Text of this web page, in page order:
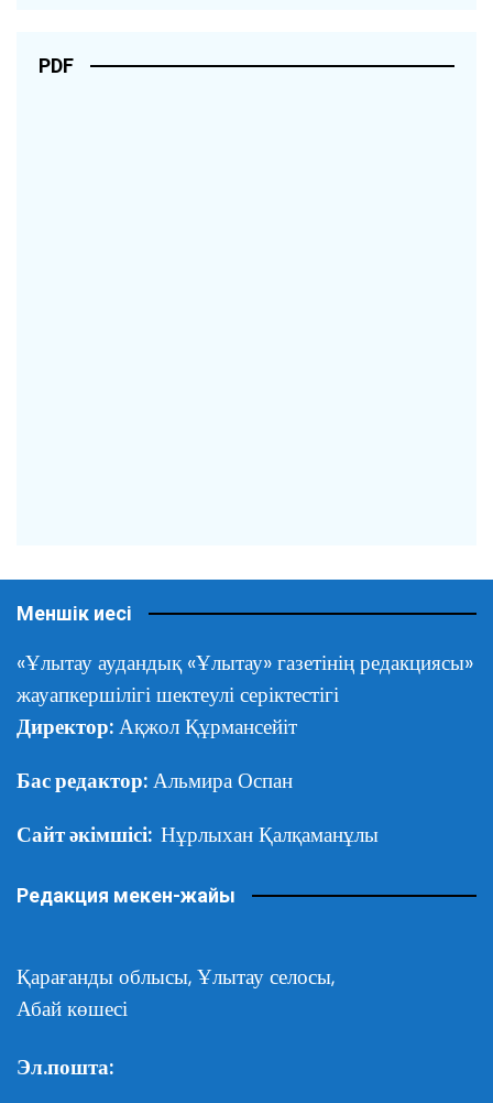
PDF
Меншік иесі
«Ұлытау аудандық «Ұлытау» газетінің редакциясы»
жауапкершілігі шектеулі серіктестігі
Директор: Ақжол Құрмансейіт
Бас редактор: Альмира Оспан
Сайт әкімшісі: Нұрлыхан Қалқаманұлы
Редакция мекен-жайы
Қарағанды облысы, Ұлытау селосы,
Абай көшесі
Эл.пошта: